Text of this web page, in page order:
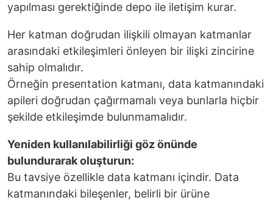
yapılması gerektiğinde depo ile iletişim kurar.
Her katman doğrudan ilişkili olmayan katmanlar
arasındaki etkileşimleri önleyen bir ilişki zincirine
sahip olmalıdır.
Örneğin presentation katmanı, data katmanındaki
apileri doğrudan çağırmamalı veya bunlarla hiçbir
şekilde etkileşimde bulunmamalıdır.
Yeniden kullanılabilirliği göz önünde
bulundurarak oluşturun:
Bu tavsiye özellikle data katmanı içindir. Data
katmanındaki bileşenler, belirli bir ürüne